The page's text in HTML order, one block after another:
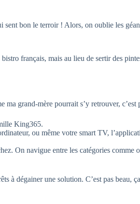
bon le terroir ! Alors, on oublie les
français, mais au lieu de sertir des
ma grand-mère pourrait s’y retrouver,
King365.
ou même votre smart TV,
On navigue entre les catégories comme
à dégainer une solution. C’est pas beau,